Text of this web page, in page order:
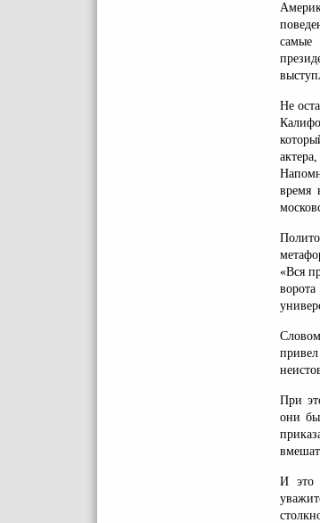
самые
Не
время
«Вся
При
они бы
И это